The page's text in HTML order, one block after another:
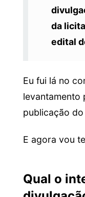
da
edital
Eu fui lá no
levantamento
publicação
E agora vou
Qual o